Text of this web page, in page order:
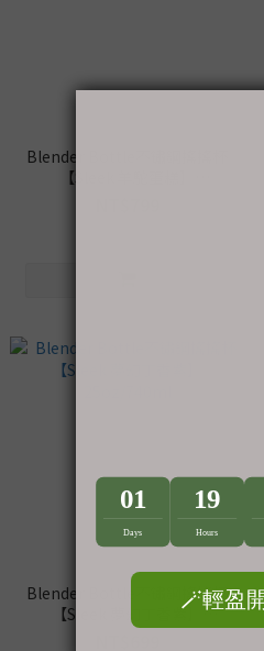
Blender Bottle不鏽鋼搖搖杯
【Sleek 羊駝蛋糕】
Blender Bottle不鏽鋼搖搖杯
【Sleek 夢幻丁香紫】
25oz/740ml